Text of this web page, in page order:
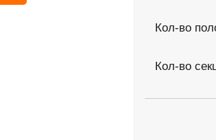
Кол-во
Кол-во